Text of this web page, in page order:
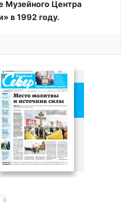
Музейного Центра
в 1992 году.